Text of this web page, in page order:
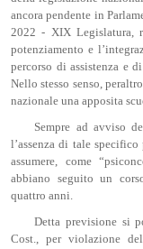
ancora pendente in
2022 - XIX Legislatura,
potenziamento e
percorso di assistenza e
Nello stesso senso,
nazionale una apposita
Sempre ad avviso
l’assenza di tale
assumere, come
abbiano seguito un
quattro anni.
Detta previsione si
Cost., per violazione